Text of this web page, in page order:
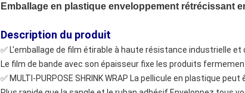
Emballage en plastique enveloppement rétrécissant
Description du produit
✅ L'emballage de film étirable à haute résistance industrielle et
Le film de bande avec son épaisseur fixe les produits
✅ MULTI-PURPOSE SHRINK WRAP La pellicule en plastique